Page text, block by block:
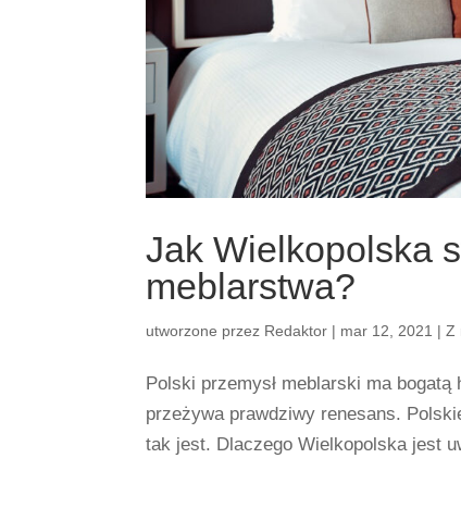
Jak Wielkopolska
meblarstwa?
utworzone przez Redaktor | mar 12, 2021 |Z
Polski przemysł meblarski ma
przeżywa prawdziwy renesans.
tak jest. Dlaczego Wielkopolska jest